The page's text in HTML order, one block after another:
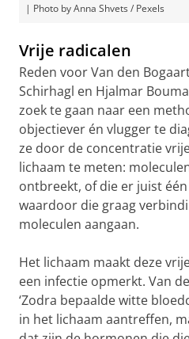
| Photo by Anna Shvets / Pexels
Vrije radicalen
Reden voor Van den
Schirhagl en Hjalmar
zoek te gaan naar een
objectiever én vlugger te
ze door de concentratie
lichaam te meten:
ontbreekt, of die er juist
waardoor die graag
moleculen aangaan.
Het lichaam maakt deze
een infectie opmerkt. Van
‘Zodra bepaalde witte
in het lichaam aantreffen,